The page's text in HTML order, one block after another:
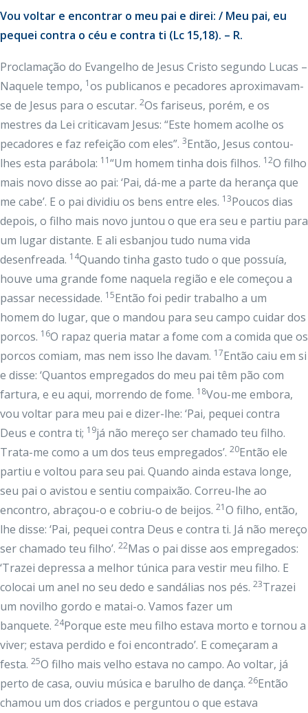
Vou voltar e encontrar o meu pai e direi: / Meu pai, eu
pequei contra o céu e contra ti (Lc 15,18). – R.
Proclamação do Evangelho de Jesus Cristo segundo Lucas –
Naquele tempo, 1os publicanos e pecadores aproximavam-
se de Jesus para o escutar. 2Os fariseus, porém, e os
mestres da Lei criticavam Jesus: “Este homem acolhe os
pecadores e faz refeição com eles”. 3Então, Jesus contou-
lhes esta parábola: 11“Um homem tinha dois filhos. 12O filho
mais novo disse ao pai: ‘Pai, dá-me a parte da herança que
me cabe’. E o pai dividiu os bens entre eles. 13Poucos dias
depois, o filho mais novo juntou o que era seu e partiu para
um lugar distante. E ali esbanjou tudo numa vida
desenfreada. 14Quando tinha gasto tudo o que possuía,
houve uma grande fome naquela região e ele começou a
passar necessidade. 15Então foi pedir trabalho a um
homem do lugar, que o mandou para seu campo cuidar dos
porcos. 16O rapaz queria matar a fome com a comida que os
porcos comiam, mas nem isso lhe davam. 17Então caiu em si
e disse: ‘Quantos empregados do meu pai têm pão com
fartura, e eu aqui, morrendo de fome. 18Vou-me embora,
vou voltar para meu pai e dizer-lhe: ‘Pai, pequei contra
Deus e contra ti; 19já não mereço ser chamado teu filho.
Trata-me como a um dos teus empregados’. 20Então ele
partiu e voltou para seu pai. Quando ainda estava longe,
seu pai o avistou e sentiu compaixão. Correu-lhe ao
encontro, abraçou-o e cobriu-o de beijos. 21O filho, então,
lhe disse: ‘Pai, pequei contra Deus e contra ti. Já não mereço
ser chamado teu filho’. 22Mas o pai disse aos empregados:
‘Trazei depressa a melhor túnica para vestir meu filho. E
colocai um anel no seu dedo e sandálias nos pés. 23Trazei
um novilho gordo e matai-o. Vamos fazer um
banquete. 24Porque este meu filho estava morto e tornou a
viver; estava perdido e foi encontrado’. E começaram a
festa. 25O filho mais velho estava no campo. Ao voltar, já
perto de casa, ouviu música e barulho de dança. 26Então
chamou um dos criados e perguntou o que estava